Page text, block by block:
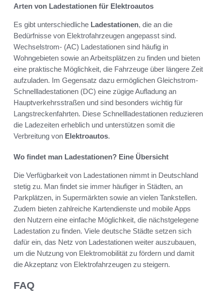
Arten von Ladestationen für Elektroautos
Es gibt unterschiedliche Ladestationen, die an die
Bedürfnisse von Elektrofahrzeugen angepasst sind.
Wechselstrom- (AC) Ladestationen sind häufig in
Wohngebieten sowie an Arbeitsplätzen zu finden und bieten
eine praktische Möglichkeit, die Fahrzeuge über längere Zeit
aufzuladen. Im Gegensatz dazu ermöglichen Gleichstrom-
Schnellladestationen (DC) eine zügige Aufladung an
Hauptverkehrsstraßen und sind besonders wichtig für
Langstreckenfahrten. Diese Schnellladestationen reduzieren
die Ladezeiten erheblich und unterstützen somit die
Verbreitung von Elektroautos.
Wo findet man Ladestationen? Eine Übersicht
Die Verfügbarkeit von Ladestationen nimmt in Deutschland
stetig zu. Man findet sie immer häufiger in Städten, an
Parkplätzen, in Supermärkten sowie an vielen Tankstellen.
Zudem bieten zahlreiche Kartendienste und mobile Apps
den Nutzern eine einfache Möglichkeit, die nächstgelegene
Ladestation zu finden. Viele deutsche Städte setzen sich
dafür ein, das Netz von Ladestationen weiter auszubauen,
um die Nutzung von Elektromobilität zu fördern und damit
die Akzeptanz von Elektrofahrzeugen zu steigern.
FAQ